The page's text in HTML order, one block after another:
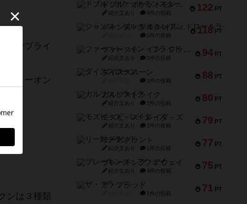
復サプライ
のイーオン
ンは３種類
122 PT
ドブル：ポケットモンスター
紹介文あり 4件の投稿
118 PT
ジャンヌ・ダルク-オルレアン ドロー＆ライト
5件の投稿
94 PT
ファースト・イン・フライト
紹介文あり 3件の投稿
88 PT
ダイススローン
1件の投稿
80 PT
ガルフストライク
紹介文あり 1件の投稿
79 PT
モズビ－ズ・レイダ－ズ
紹介文あり 1件の投稿
77 PT
リー対グラント
紹介文あり 1件の投稿
75 PT
ブレーキング・アウェイ
紹介文あり 4件の投稿
71 PT
ザ・フラッド
1件の投稿